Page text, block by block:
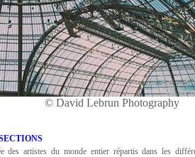
© David Lebrun Photography
des artistes du monde entier répartis dans les